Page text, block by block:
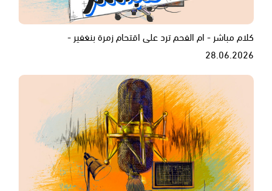
كلام مباشر - ام الفحم ترد على اقتحام زمرة بنغفير -
28.06.2026